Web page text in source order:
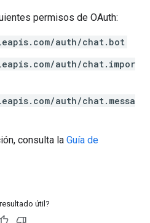
permisos de OAuth:
auth/chat.bot
auth/chat.impor
auth/chat.messa
consulta la Guía de
útil?